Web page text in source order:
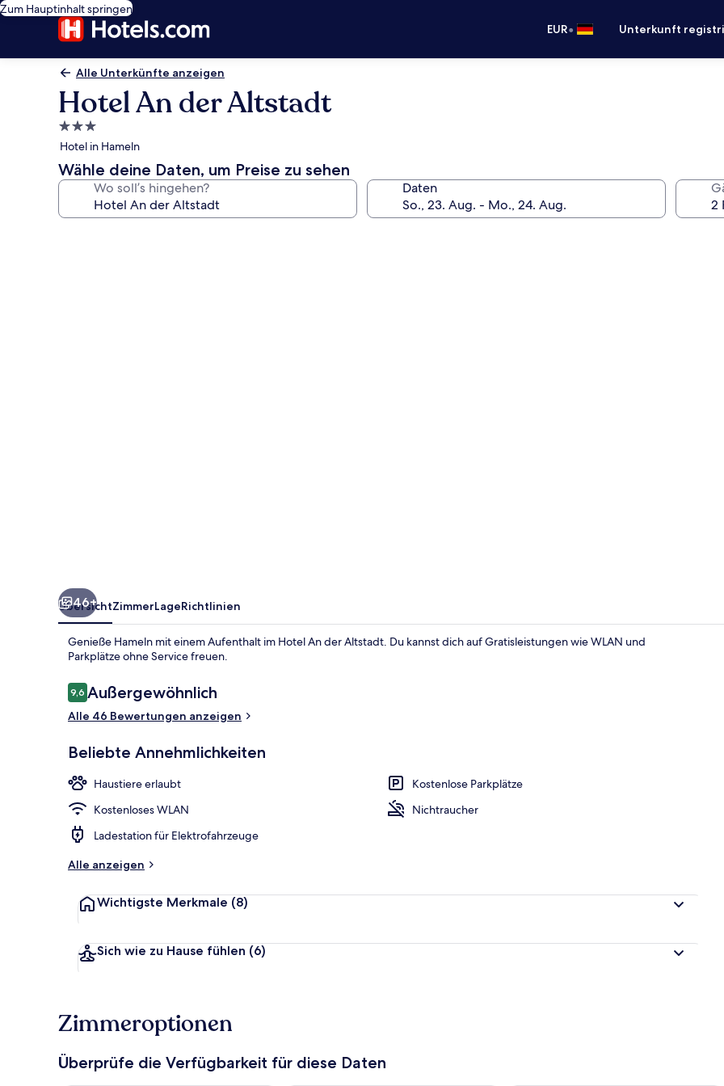
Zum Hauptinhalt springen
EUR• Unterkunft
Alle Unterkünfte anzeigen
Hotel An der Altstadt
3.0-
Sterne-
Unterkunft
Hotel in Hameln
Wähle deine Daten, um Preise zu sehen
Wo soll’s hingehen? Daten
Standard-
46+
ÜbersichtZimmerLageRichtlinien
Genieße Hameln mit einem Aufenthalt im Hotel An der Altstadt. Du kannst dich auf Gratisleistungen wie WLAN und
Parkplätze ohne Service freuen.
Bewertungen
9,69,6 von 10.
Außergewöhnlich
Alle 46 Bewertungen anzeigen
Beliebte Annehmlichkeiten
Haustiere erlaubt
Kostenlose Parkplätze
Kostenloses WLAN
Nichtraucher
Ladestation für Elektrofahrzeuge
Alle anzeigen
Wichtigste Merkmale (8)
Sich wie zu Hause fühlen (6)
Zimmeroptionen
Überprüfe die Verfügbarkeit für diese Daten